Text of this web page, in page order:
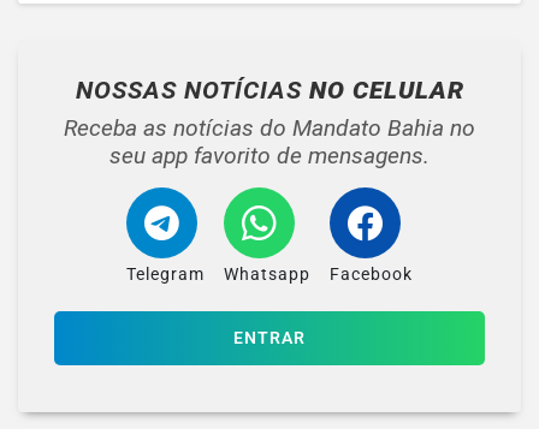
NOSSAS NOTÍCIAS NO CELULAR
Receba as notícias do Mandato Bahia no
seu app favorito de mensagens.
Telegram Whatsapp Facebook
ENTRAR